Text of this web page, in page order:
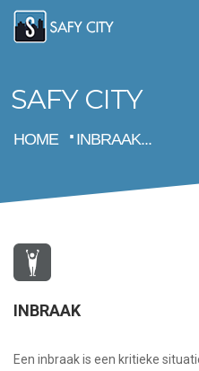
SAFY CITY
HOME INBRAAK...
INBRAAK
Een inbraak is een kritieke